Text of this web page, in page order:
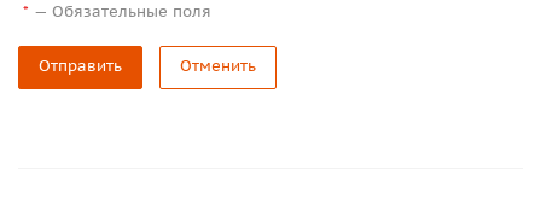
* — Обязательные поля
Отправить Отменить